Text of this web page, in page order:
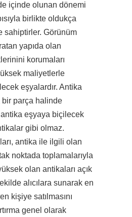
içinde olunan dönemi
birlikte oldukça
sahiptirler. Görünüm
yapıda olan
korumaları
maliyetlerle
eşyalardır. Antika
parça halinde
eşyaya biçilecek
gibi olmaz.
antika ile ilgili olan
noktada toplamalarıyla
olan antikaları açık
alıcılara sunarak en
kişiye satılmasını
genel olarak